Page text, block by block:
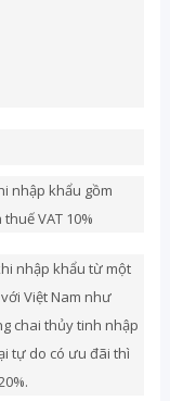
nhập khẩu gồm
VAT 10%
nhập khẩu từ một
Việt Nam như
chai thủy tinh nhập
tự do có ưu đãi thì